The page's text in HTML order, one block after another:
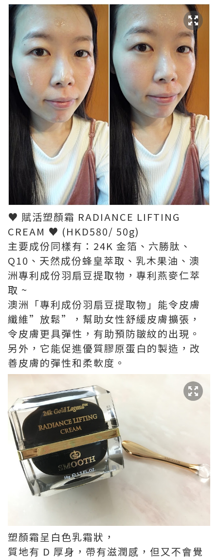
♥ 賦活塑顏霜 RADIANCE LIFTING
CREAM ♥ (HKD580/ 50g)
主要成份同樣有：24K 金箔、六勝肽、
Q10、天然成份蜂皇萃取、乳木果油、澳
洲專利成份羽扇豆提取物，專利燕麥仁萃
取 ~
澳洲「專利成份羽扇豆提取物」能令皮膚
纖維”放鬆”，幫助女性舒緩皮膚擴張，
令皮膚更具彈性，有助預防皺紋的出現。
另外，它能促進優質膠原蛋白的製造，改
善皮膚的彈性和柔軟度。
塑顏霜呈白色乳霜狀，
質地有 D 厚身，帶有滋潤感，但又不會覺